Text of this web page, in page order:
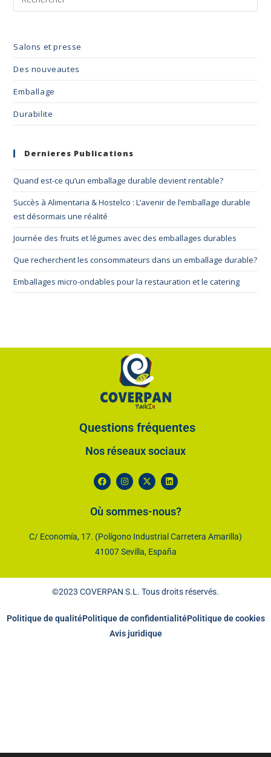
Salons et presse
Des nouveautes
Emballage
Durabilite
Dernieres Publications
Quand est-ce qu’un emballage durable devient rentable?
Succès à Alimentaria & Hostelco : L’avenir de l’emballage durable
est désormais une réalité
Journée des fruits et légumes avec des emballages durables
Que recherchent les consommateurs dans un emballage durable?
Emballages micro-ondables pour la restauration et le catering
Questions fréquentes
Nos réseaux sociaux​
Où sommes-nous?
C/ Economía, 17. (Polígono Industrial Carretera Amarilla)
41007 Sevilla, España
©2023 COVERPAN S.L. Tous droits réservés.
Politique de qualitéPolitique de confidentialitéPolitique de cookies
Avis juridique